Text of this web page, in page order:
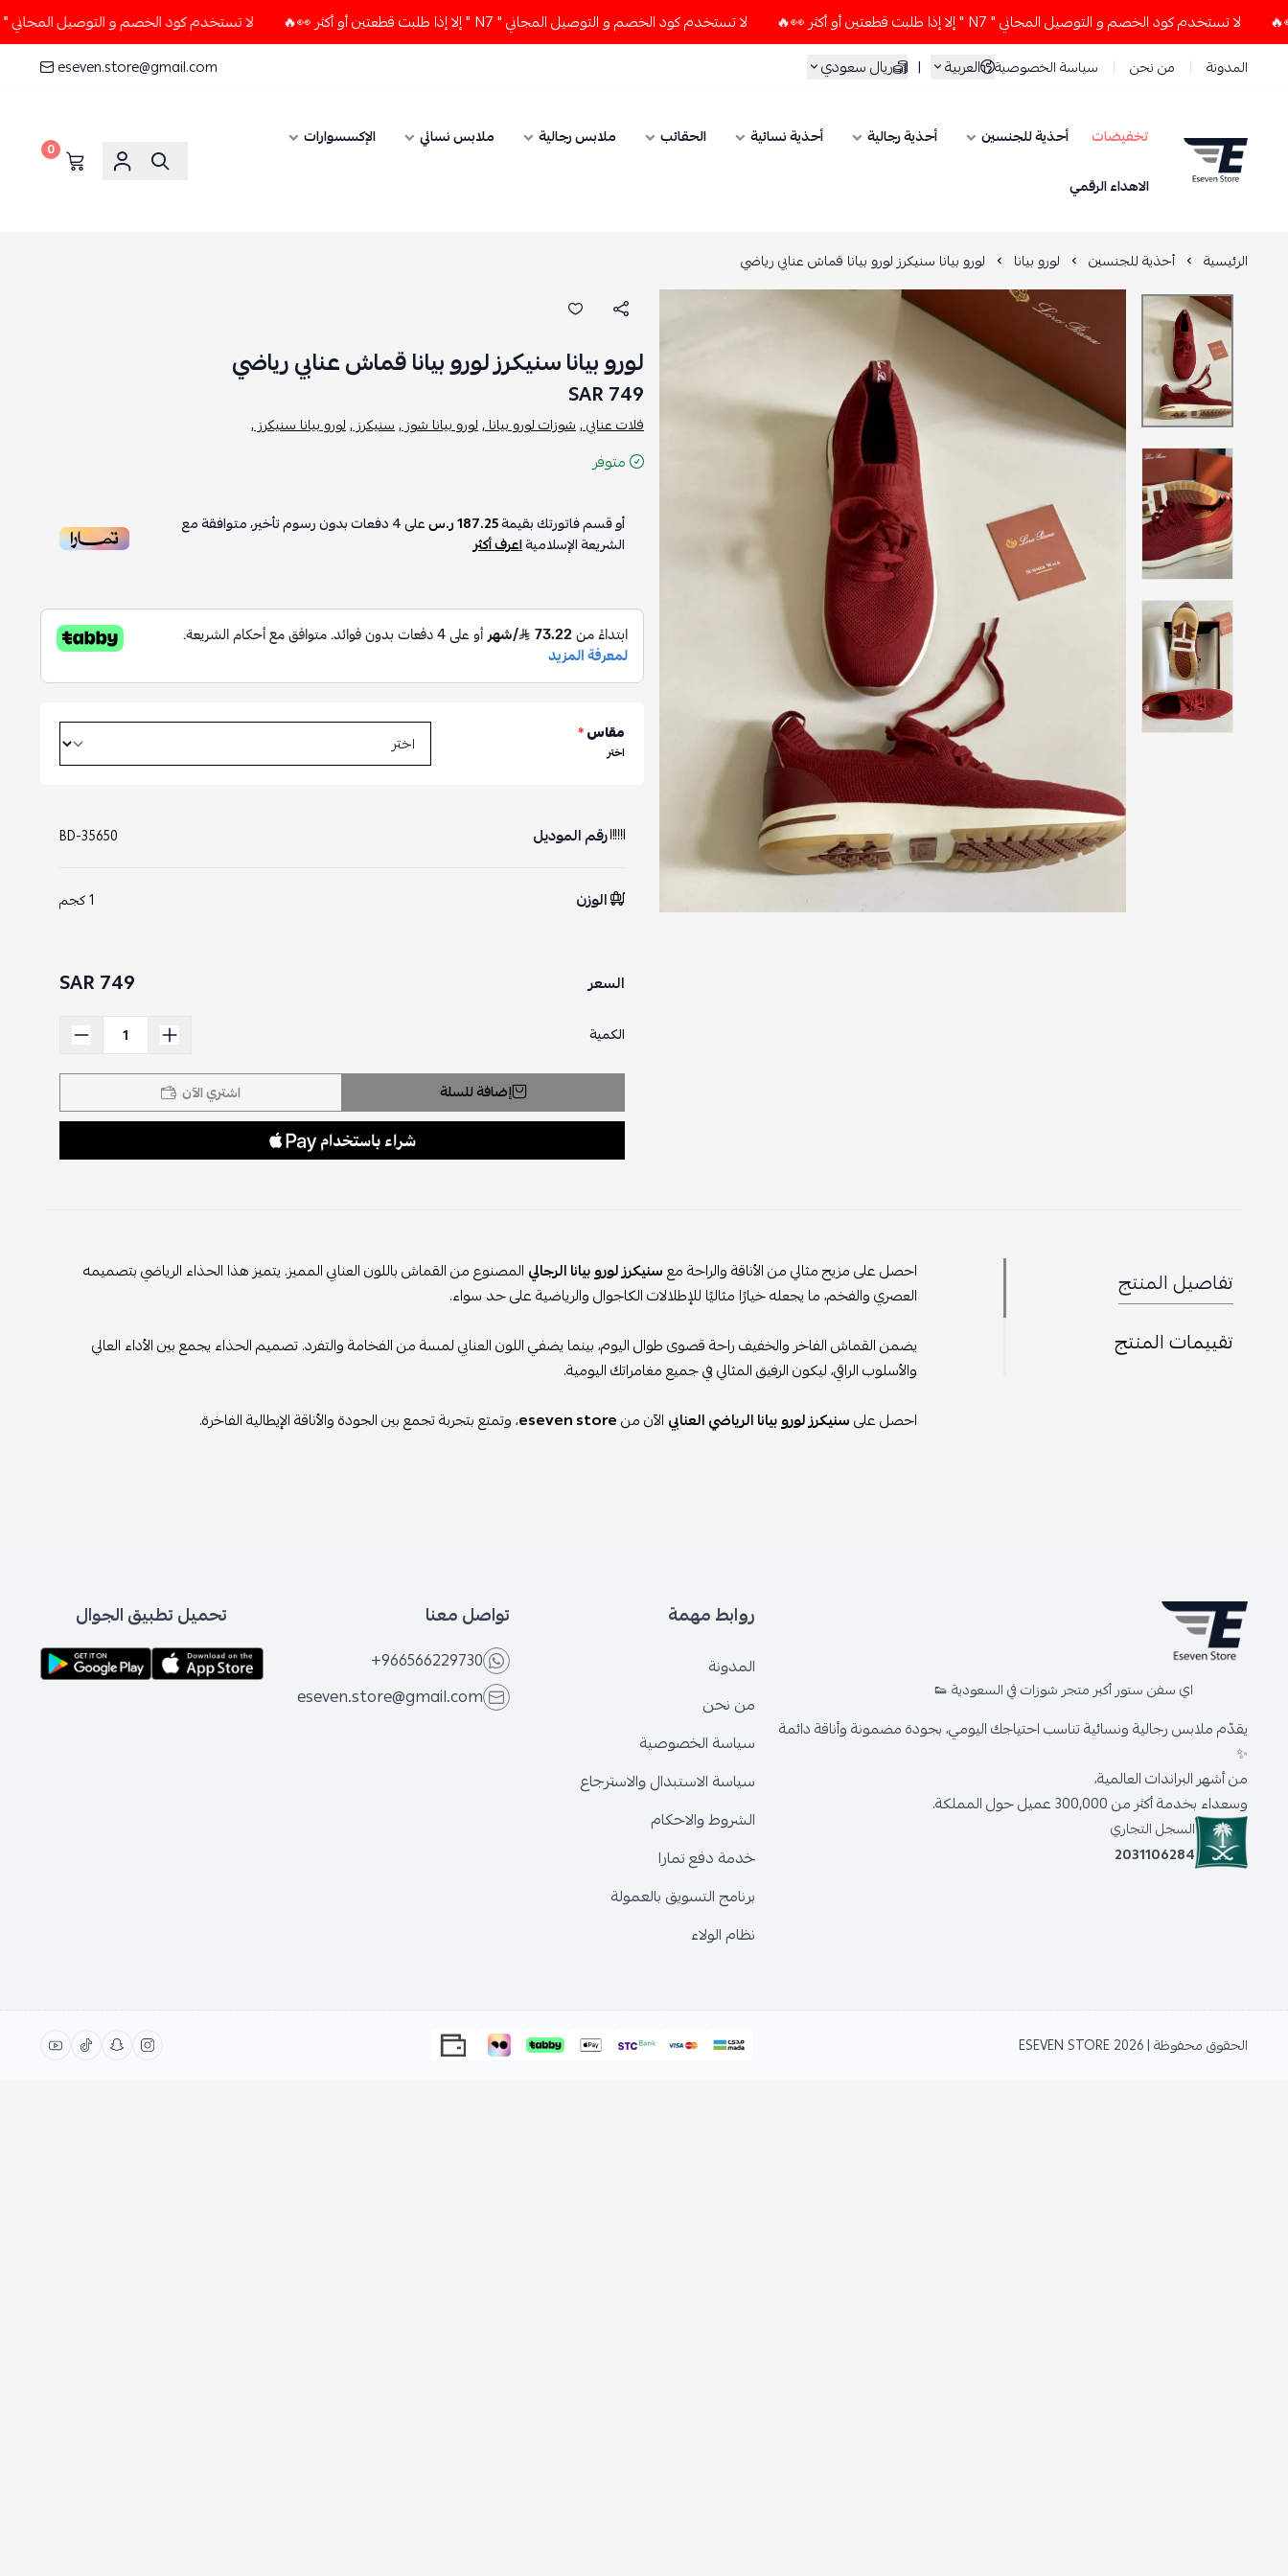
لا تستخدم كود الخصم و التوصيل المجاني " N7 " إلا إذا طلبت قطعتين أو أكثر 👀🔥 لا تستخدم كود الخصم و التوصيل المجاني " N7 " إلا إذا طلبت قطعتين أو أكثر 👀🔥 لا تستخدم كود الخصم و التوصيل المجاني " N7 " إلا إذا طلبت قطعتين أو أكثر 👀🔥
المدونة من نحن سياسة الخصوصية العربية | ريال سعودي eseven.store@gmail.com
ESEVEN STORE
تخفيضات أحذية للجنسين أحذية رجالية أحذية نسائية الحقائب ملابس رجالية ملابس نسائي
الإكسسوارات
الاهداء الرقمي
0
الرئيسية أحذية للجنسين لورو بيانا لورو بيانا سنيكرز لورو بيانا قماش عنابي رياضي
لورو بيانا سنيكرز لورو بيانا قماش عنابي رياضي
749 SAR
فلات عنابي ,شوزات لورو بيانا ,لورو بيانا شوز ,سنيكرز ,لورو بيانا سنيكرز ,
متوفر
أو قسم فاتورتك بقيمة187.25 ر.س على4دفعات بدون رسوم تأخير، متوافقة مع
الشريعة الإسلاميةاعرف أكثر
مقاس*
اختر
رقم الموديل BD-35650
الوزن 1 كجم
السعر 749 SAR
الكمية
إضافة للسلة اشتري الآن
تفاصيل المنتج
تقييمات المنتج
احصل على مزيج مثالي من الأناقة والراحة معسنيكرز لورو بيانا الرجالي المصنوع من القماش باللون العنابي المميز. يتميز هذا الحذاء الرياضي بتصميمه
العصري والفخم، ما يجعله خيارًا مثاليًا للإطلالات الكاجوال والرياضية على حد سواء.
يضمن القماش الفاخر والخفيف راحة قصوى طوال اليوم، بينما يضفي اللون العنابي لمسة من الفخامة والتفرد. تصميم الحذاء يجمع بين الأداء العالي
والأسلوب الراقي، ليكون الرفيق المثالي في جميع مغامراتك اليومية.
احصل علىسنيكرز لورو بيانا الرياضي العنابي الآن منeseven store، وتمتع بتجربة تجمع بين الجودة والأناقة الإيطالية الفاخرة.
اي سفن ستور أكبر متجر شوزات في السعودية 👟
يقدّم ملابس رجالية ونسائية تناسب احتياجك اليومي، بجودة مضمونة وأناقة دائمة
✨
من أشهر البراندات العالمية،
وسعداء بخدمة أكثر من 300,000 عميل حول المملكة.
السجل التجاري
2031106284
روابط مهمة
المدونة
من نحن
سياسة الخصوصية
سياسة الاستبدال والاسترجاع
الشروط والاحكام
خدمة دفع تمارا
برنامج التسويق بالعمولة
نظام الولاء
تواصل معنا
+966566229730
eseven.store@gmail.com
تحميل تطبيق الجوال
الحقوق محفوظة | 2026 ESEVEN STORE